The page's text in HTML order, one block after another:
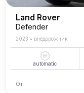
Land Rover
Defender
2023 • внедорожник
automatic
От